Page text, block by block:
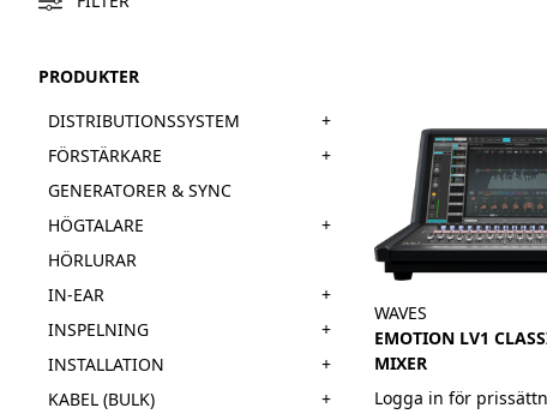
PRODUKTER
DISTRIBUTIONSSYSTEM
+
FÖRSTÄRKARE
+
GENERATORER & SYNC
HÖGTALARE
+
HÖRLURAR
IN-EAR
+
INSPELNING
+
INSTALLATION
+
KABEL (BULK)
+
WAVES
EMOTION LV1
MIXER
Logga in för